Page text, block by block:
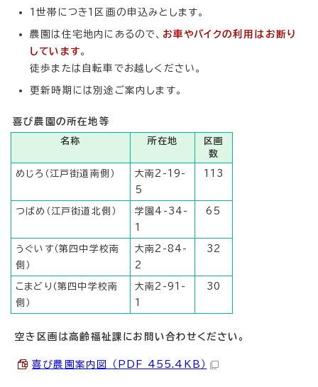
1世帯につき1区画の申込みとします。
農園は住宅地内にあるので、 お車やバイクの利用はお断り
しています。
徒歩または自転車でお越しください。
更新時期には別途ご案内します。
喜び農園の所在地等
名称 所在地
区画
数
めじろ（江戸街道南側）
大南2-19-
5
113
つばめ（江戸街道北側）
学園4-34-
1
65
うぐいす（第四中学校南
側）
大南2-84-
2
32
こまどり（第四中学校南
側）
大南2-91-
1
30
空き区画は高齢福祉課にお問い合わせください。
喜び農園案内図 （PDF 455.4KB）